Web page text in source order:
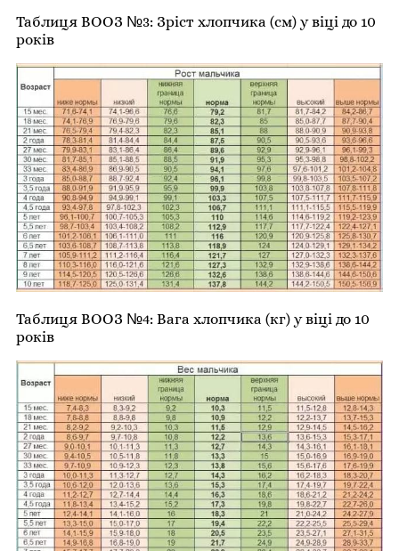
Таблиця ВООЗ №3: Зріст хлопчика (см) у віці до 10
років
Таблиця ВООЗ №4: Вага хлопчика (кг) у віці до 10
років